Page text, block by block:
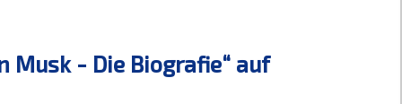
Musk - Die Biografie“ auf